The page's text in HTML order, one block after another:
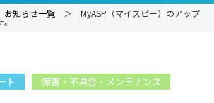
お知らせ一覧 ＞ MyASP（マイスピー）のアップ
。
ト 障害・不具合・メンテナンス